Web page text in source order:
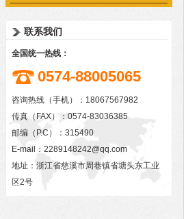
联系我们
全国统一热线：
0574-88005065
咨询热线（手机）：18067567982
传真（FAX）：0574-83036385
邮编（P.C）：315490
E-mail： 2289148242@qq.com
地址：浙江省慈溪市周巷镇省塘头东工业
区2号